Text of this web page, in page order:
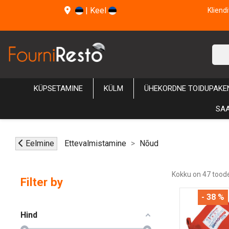
| Keel
KÜPSETAMINE KÜLM ÜHEKORDNE
Eelmine Ettevalmistamine Nõud
Filter by
Hind
Kokku on 47
- 38 %